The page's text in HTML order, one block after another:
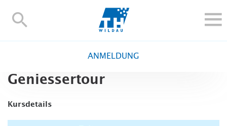
TH-
FORSCHUNG UND TRANSFER
ANMELDUNG
Geniessertour
Kursdetails